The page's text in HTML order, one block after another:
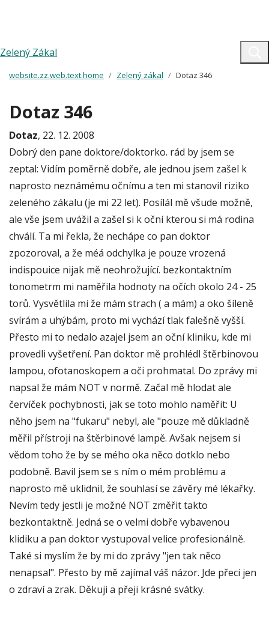
Zelený Zákal
website.zz.web.text.home Zelený zákal Dotaz 346
Dotaz 346
Dotaz, 22. 12. 2008
Dobrý den pane doktore/doktorko. rád by jsem se
zeptal: Vidím poměrně dobře, ale jednou jsem zašel k
naprosto neznámému očnímu a ten mi stanovil riziko
zeleného zákalu (je mi 22 let). Posílál mě všude možně,
ale vše jsem uvážil a zašel si k oční kterou si má rodina
chválí. Ta mi řekla, že nechápe co pan doktor
zpozoroval, a že méá odchylka je pouze vrozená
indispouice nijak mě neohrožující. bezkontaktním
tonometrm mi naměřila hodnoty na očích okolo 24 - 25
torů. Vysvětlila mi že mám strach ( a mám) a oko šíleně
svírám a uhýbám, proto mi vychází tlak falešně vyšší.
Přesto mi to nedalo azajel jsem an oční kliniku, kde mi
provedli vyšetření. Pan doktor mě prohlédl štěrbinovou
lampou, ofotanoskopem a oči prohmatal. Do zprávy mi
napsal že mám NOT v normě. Začal mě hlodat ale
červíček pochybnosti, jak se toto mohlo naměřit: U
něho jsem na "fukaru" nebyl, ale "pouze mě důkladně
měřil přístroji na štěrbinové lampě. Avšak nejsem si
vědom toho že by se mého oka něco dotklo nebo
podobně. Bavil jsem se s ním o mém problému a
naprosto mě uklidnil, že souhlasí se závěry mé lékařky.
Nevím tedy jestli je možné NOT změřit takto
bezkontaktně. Jedná se o velmi dobře vybavenou
klidiku a pan doktor vystupoval velice profesionálně.
Také si myslím že by mi do zprávy "jen tak něco
nenapsal". Přesto by mě zajímal váš názor. Jde přeci jen
o zdraví a zrak. Děkuji a přeji krásné svátky.